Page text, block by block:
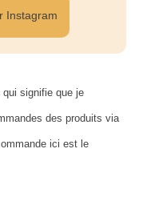
Instagram
qui signifie que je
des produits via
ici est le